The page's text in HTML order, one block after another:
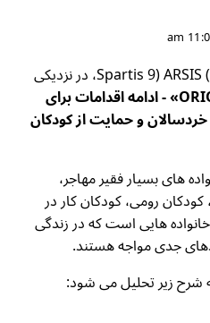
در مرکز حمایت از جوانان (YSC) ARSIS (Spartis 9، در نزدیکی
«ORION» - ادامه اقدامات برای
و حمایت از کودکان
های بسیار فقیر مهاجر،
کودکان رومی، کودکان کار در
هایی است که در زندگی
جدی مواجه هستند.
شرح زیر تحلیل می شود: